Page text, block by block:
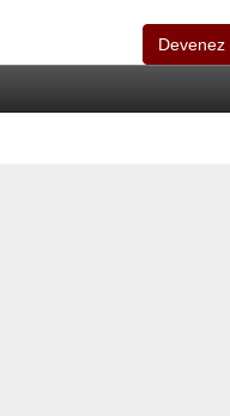
Devenez